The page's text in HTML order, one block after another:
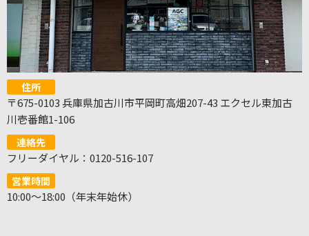
住所
〒675-0103 兵庫県加古川市平岡町高畑207-43 エクセル東加古
川壱番館1-106
連絡先
フリーダイヤル：0120-516-107
営業時間
10:00～18:00（年末年始休）